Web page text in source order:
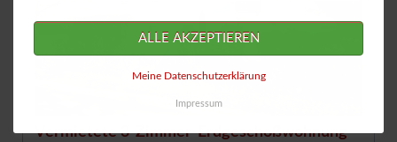
ALLE AKZEPTIEREN
Meine Datenschutzerklärung
Impressum
Vermietete 3-Zimmer-Erdgeschoßwohnung